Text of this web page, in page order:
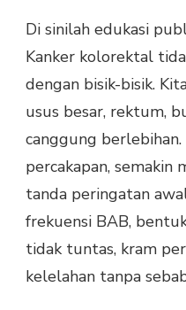
Di sinilah edukasi
Kanker kolorektal
dengan bisik-bisik.
usus besar, rektum,
canggung
percakapan, semakin
tanda peringatan
frekuensi BAB,
tidak tuntas, kram
kelelahan tanpa